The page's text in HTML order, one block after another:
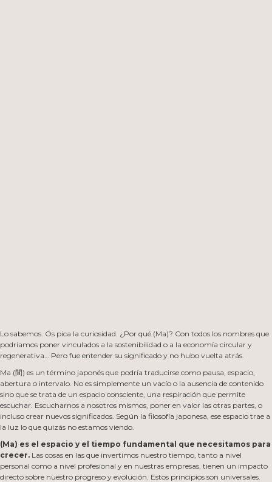
Lo sabemos. Os pica la curiosidad. ¿Por qué (Ma)? Con todos los nombres que
podríamos poner vinculados a la sostenibilidad o a la economía circular y
regenerativa… Pero fue entender su significado y no hubo vuelta atrás.
Ma (間) es un término japonés que podría traducirse como pausa, espacio,
abertura o intervalo. No es simplemente un vacío o la ausencia de contenido
sino que se trata de un espacio consciente, una respiración que permite
escuchar. Escucharnos a nosotros mismos, poner en valor las otras partes, o
incluso crear nuevos significados. Según la filosofía japonesa, ese espacio trae a
la luz lo que quizás no estamos viendo.
(Ma) es el espacio y el tiempo fundamental que necesitamos para
crecer. Las cosas en las que invertimos nuestro tiempo, tanto a nivel
personal como a nivel profesional y en nuestras empresas, tienen un impacto
directo sobre nuestro progreso y evolución. Estos principios son universales.